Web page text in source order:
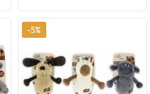
-5%